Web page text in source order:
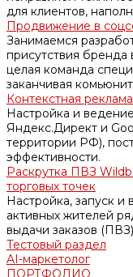
для клиентов,
Продвижение в
Занимаемся
присутствия бренда
целая команда
заканчивая
Контекстная
Настройка и
Яндекс.Директ и
территории РФ),
эффективности.
Раскрутка ПВЗ
торговых точек
Настройка, запуск
активных жителей
выдачи заказов
Тестовый раздел
AI-маркетолог
ПОРТФОЛИО